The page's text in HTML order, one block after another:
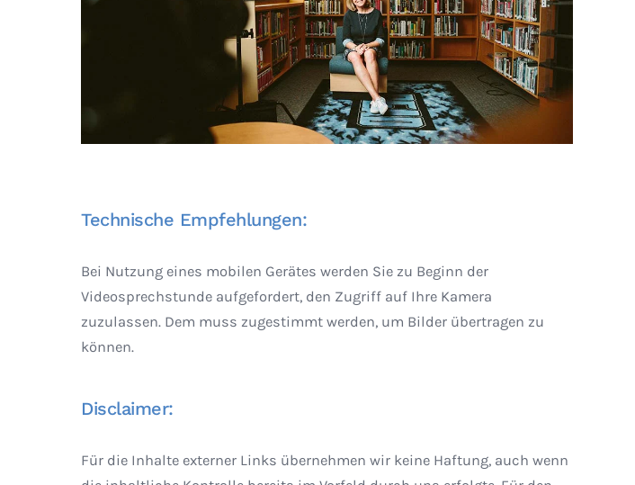
Technische Empfehlungen:
Bei Nutzung eines mobilen Gerätes werden Sie zu Beginn der
Videosprechstunde aufgefordert, den Zugriff auf Ihre Kamera
zuzulassen. Dem muss zugestimmt werden, um Bilder übertragen zu
können.
Disclaimer:
Für die Inhalte externer Links übernehmen wir keine Haftung, auch wenn